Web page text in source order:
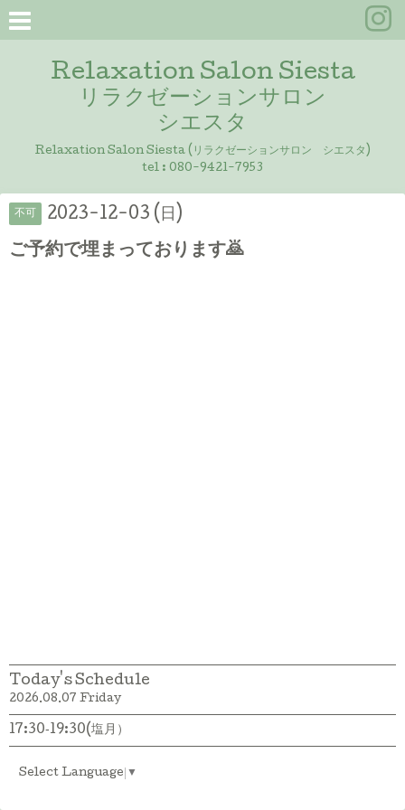
Relaxation Salon Siesta
リラクゼーションサロン
シエスタ
Relaxation Salon Siesta (リラクゼーションサロン シエスタ)
tel : 080-9421-7953
不可 2023-12-03 (日)
ご予約で埋まっております🙇
Today's Schedule
2026.08.07 Friday
17:30‐19:30(塩月）
Select Language ▼